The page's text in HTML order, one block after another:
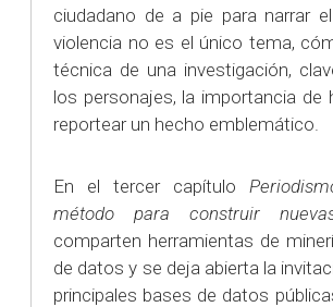
ciudadano de a pie para narrar
violencia no es el único tema,
técnica de una investigación,
los personajes, la importancia de
reportear un hecho emblemático.
En el tercer capítulo
método para construir
comparten herramientas de
de datos y se deja abierta la
principales bases de datos